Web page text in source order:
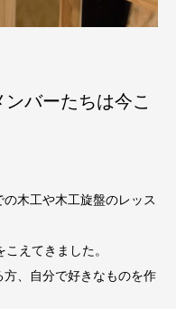
バーたちは今こ
木工や木工旋盤のレッス
えてきました。
、自分で好きなものを作